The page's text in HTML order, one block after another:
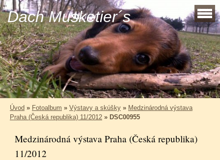
Dach Musketier´s
Úvod » Fotoalbum » Výstavy a skúšky » Medzinárodná výstava
Praha (Česká republika) 11/2012 » DSC00955
Medzinárodná výstava Praha (Česká republika)
11/2012